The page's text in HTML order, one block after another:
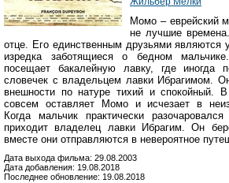
Момо – еврейский
не лучшие
отце. Его единственным друзьями являются
изредка заботящиеся о бедном
посещает бакалейную лавку, где иногда
словечек с владельцем лавки Ибрагимом.
внешности по натуре тихий и спокойный.
совсем оставляет Момо и исчезает в
Когда мальчик практически
приходит владелец лавки Ибрагим. Он
вместе они отправляются в невероятное
Дата выхода фильма: 29.08.2003
Дата добавления: 19.08.2018
Последнее обновление: 19.08.2018